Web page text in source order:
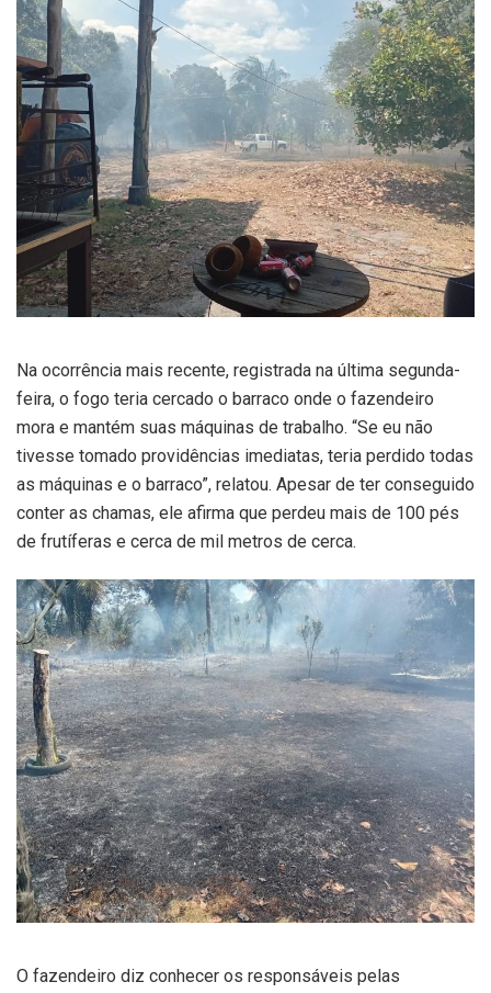
Na ocorrência mais recente, registrada na última segunda-
feira, o fogo teria cercado o barraco onde o fazendeiro
mora e mantém suas máquinas de trabalho. “Se eu não
tivesse tomado providências imediatas, teria perdido todas
as máquinas e o barraco”, relatou. Apesar de ter conseguido
conter as chamas, ele afirma que perdeu mais de 100 pés
de frutíferas e cerca de mil metros de cerca.
O fazendeiro diz conhecer os responsáveis pelas